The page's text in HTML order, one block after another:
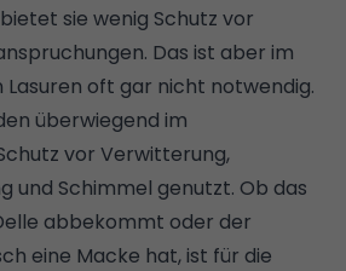
sie wenig Schutz vor
Das ist aber im
Lasuren oft gar nicht notwendig.
überwiegend im
vor Verwitterung,
und Schimmel genutzt. Ob das
abbekommt oder der
eine Macke hat, ist für die